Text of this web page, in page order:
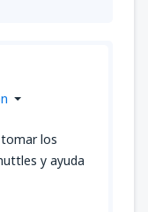
los
y ayuda